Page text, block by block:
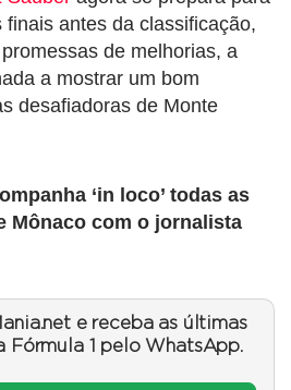
antes da classificação,
de melhorias, a
a mostrar um bom
desafiadoras de Monte
‘in loco’ todas as
Mônaco com o jornalista
e receba as últimas
Fórmula 1 pelo WhatsApp.